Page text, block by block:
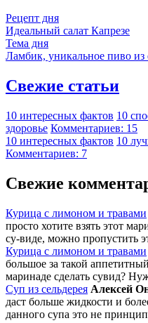
Рецепт дня
Идеальный салат Капрезе
Тема дня
Ламбик, уникальное пиво из
Свежие статьи
10 интересных фактов 10
здоровье Комментариев: 15
10 интересных фактов 10
Комментариев: 7
Свежие
Курица с лимоном и травами
просто хотите взять этот
су-виде, можно пропустить
Курица с лимоном и травами
большое за такой
маринаде сделать сувид?
Суп из сельдерея Алексей
даст больше жидкости и
данного супа это не